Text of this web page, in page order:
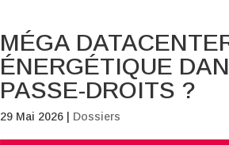
MÉGA
ÉNERGÉTIQUE
PASSE-DROITS ?
29 Mai 2026 Dossiers